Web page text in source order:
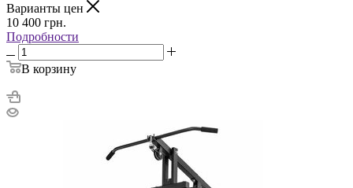
Варианты цен
10 400 грн.
Подробности
В корзину